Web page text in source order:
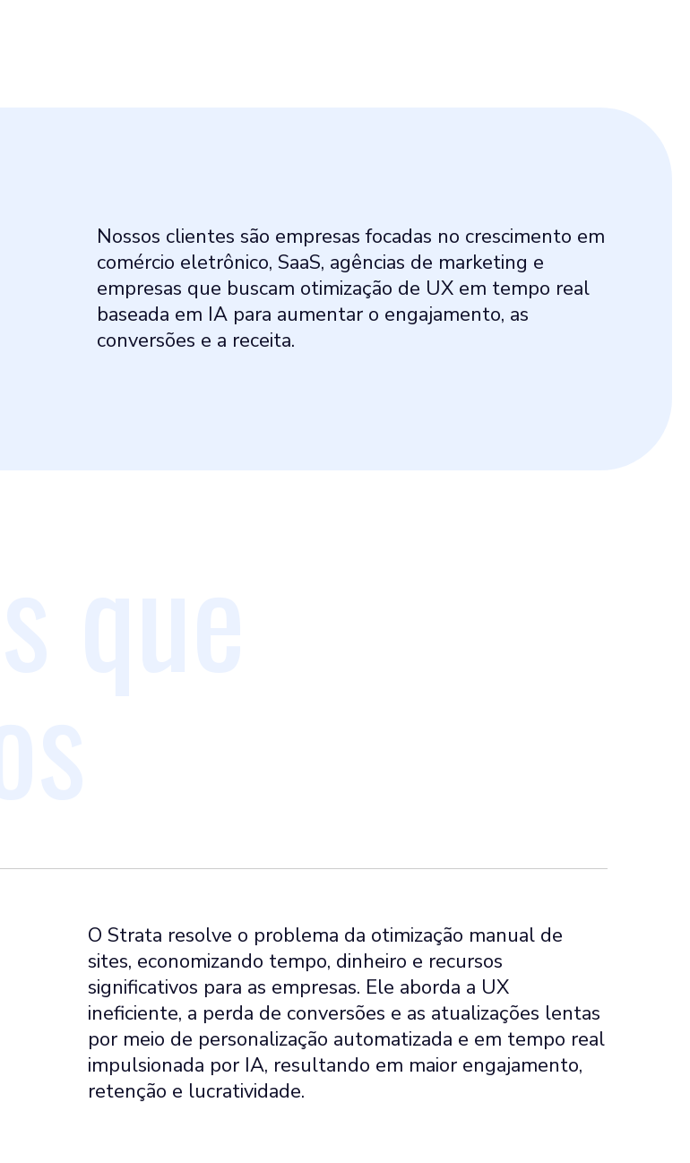
Nossos clientes são empresas focadas no crescimento em
comércio eletrônico, SaaS, agências de marketing e
empresas que buscam otimização de UX em tempo real
baseada em IA para aumentar o engajamento, as
conversões e a receita.
O Strata resolve o problema da otimização manual de
sites, economizando tempo, dinheiro e recursos
significativos para as empresas. Ele aborda a UX
ineficiente, a perda de conversões e as atualizações lentas
por meio de personalização automatizada e em tempo real
impulsionada por IA, resultando em maior engajamento,
retenção e lucratividade.